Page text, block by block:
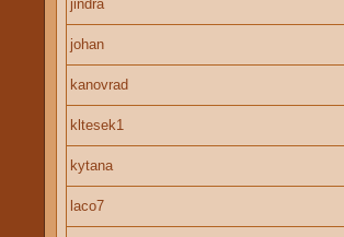
jindra
johan
kanovrad
kltesek1
kytana
laco7